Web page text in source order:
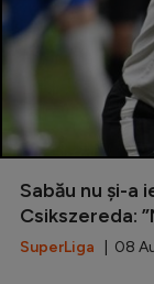
Sabău nu și-
Csikszereda:
SuperLiga | 08